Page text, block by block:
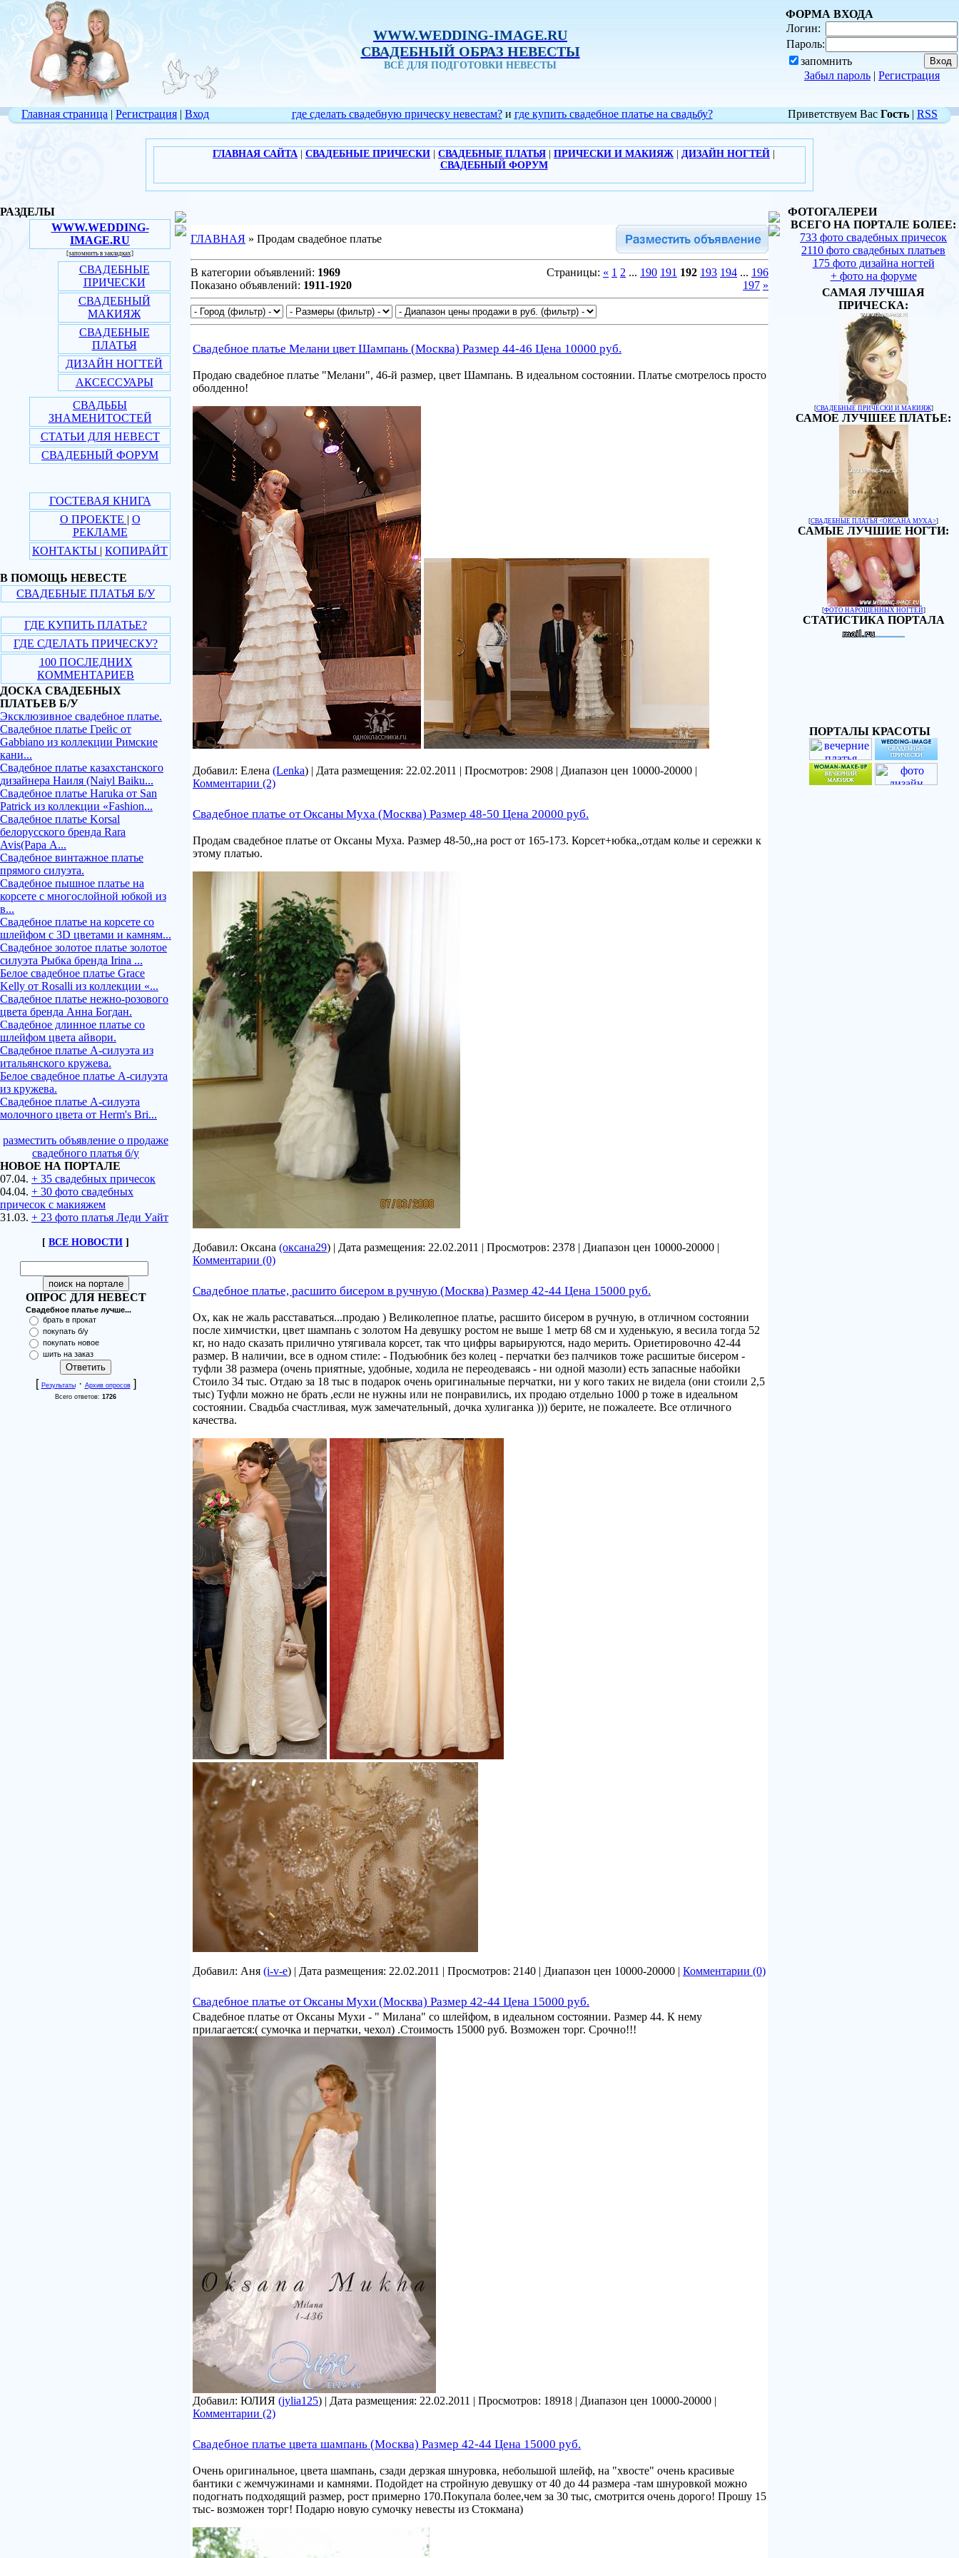
WWW.WEDDING-IMAGE.RU
СВАДЕБНЫЙ ОБРАЗ НЕВЕСТЫ
ВСЁ ДЛЯ ПОДГОТОВКИ НЕВЕСТЫ
ФОРМА ВХОДА
Логин:
Пароль:
запомнить
Забыл пароль | Регистрация
Главная страница | Регистрация | Вход где сделать свадебную прическу невестам?и где купить свадебное платье на свадьбу? Приветствуем Вас Гость | RSS
ГЛАВНАЯ САЙТА СВАДЕБНЫЕ ПРИЧЕСКИ СВАДЕБНЫЕ ПЛАТЬЯ ПРИЧЕСКИ И МАКИЯЖ ДИЗАЙН НОГТЕЙ
СВАДЕБНЫЙ ФОРУМ
РАЗДЕЛЫ
WWW.WEDDING-
IMAGE.RU
[запомнить в закладках]
СВАДЕБНЫЕ
ПРИЧЕСКИ
СВАДЕБНЫЙ
МАКИЯЖ
СВАДЕБНЫЕ
ПЛАТЬЯ
ДИЗАЙН НОГТЕЙ
АКСЕССУАРЫ
СВАДЬБЫ
ЗНАМЕНИТОСТЕЙ
СТАТЬИ ДЛЯ НЕВЕСТ
СВАДЕБНЫЙ ФОРУМ
ГОСТЕВАЯ КНИГА
О ПРОЕКТЕ | О
РЕКЛАМЕ
КОНТАКТЫ | КОПИРАЙТ
В ПОМОЩЬ НЕВЕСТЕ
СВАДЕБНЫЕ ПЛАТЬЯ Б/У
ГДЕ КУПИТЬ ПЛАТЬЕ?
ГДЕ СДЕЛАТЬ ПРИЧЕСКУ?
100 ПОСЛЕДНИХ
КОММЕНТАРИЕВ
ДОСКА СВАДЕБНЫХ
ПЛАТЬЕВ Б/У
Эксклюзивное свадебное платье.
Свадебное платье Грейс от
Gabbiano из коллекции Римские
кани...
Свадебное платье казахстанского
дизайнера Наиля (Naiyl Baiku...
Свадебное платье Haruka от San
Patrick из коллекции «Fashion...
Свадебное платье Korsal
белорусского бренда Rara
Avis(Рара А...
Свадебное винтажное платье
прямого силуэта.
Свадебное пышное платье на
корсете с многослойной юбкой из
в...
Свадебное платье на корсете со
шлейфом с 3D цветами и камням...
Свадебное золотое платье золотое
силуэта Рыбка бренда Irina ...
Белое свадебное платье Grace
Kelly от Rosalli из коллекции «...
Свадебное платье нежно-розового
цвета бренда Анна Богдан.
Свадебное длинное платье со
шлейфом цвета айвори.
Свадебное платье А-силуэта из
итальянского кружева.
Белое свадебное платье А-силуэта
из кружева.
Свадебное платье А-силуэта
молочного цвета от Herm's Bri...
разместить объявление о продаже
свадебного платья б/у
НОВОЕ НА ПОРТАЛЕ
07.04. + 35 свадебных причесок
04.04. + 30 фото свадебных
причесок с макияжем
31.03. + 23 фото платья Леди Уайт
[ ВСЕ НОВОСТИ ]
ОПРОС ДЛЯ НЕВЕСТ
Свадебное платье лучше...
брать в прокат
покупать б/у
покупать новое
шить на заказ
[ Результаты· Архив опросов]
Всего ответов: 1726
ГЛАВНАЯ » Продам свадебное платье
В категории объявлений: 1969
Показано объявлений: 1911-1920
Страницы: « 1 2 ... 190 191 192 193 194 ... 196
197 »
Свадебное платье Мелани цвет Шампань (Москва) Размер 44-46 Цена 10000 руб.
Продаю свадебное платье "Мелани", 46-й размер, цвет Шампань. В идеальном состоянии. Платье смотрелось просто
оболденно!
Добавил: Елена (Lenka) | Дата размещения: 22.02.2011 | Просмотров: 2908 | Диапазон цен 10000-20000 |
Комментарии (2)
Свадебное платье от Оксаны Муха (Москва) Размер 48-50 Цена 20000 руб.
Продам свадебное платье от Оксаны Муха. Размер 48-50,,на рост от 165-173. Корсет+юбка,,отдам колье и сережки к
этому платью.
Добавил: Оксана (оксана29) | Дата размещения: 22.02.2011 | Просмотров: 2378 | Диапазон цен 10000-20000 |
Комментарии (0)
Свадебное платье, расшито бисером в ручную (Москва) Размер 42-44 Цена 15000 руб.
Ох, как не жаль расставаться...продаю ) Великолепное платье, расшито бисером в ручную, в отличном состоянии
после химчистки, цвет шампань с золотом На девушку ростом не выше 1 метр 68 см и худенькую, я весила тогда 52
кг, но надо сказать прилично утягивала корсет, так что цифры варьируются, надо мерить. Ориетировочно 42-44
размер. В наличии, все в одном стиле: - Подъюбник без колец - перчатки без палчиков тоже расшитые бисером -
туфли 38 размера (очень приятные, удобные, ходила не переодеваясь - ни одной мазоли) есть запасные набойки
Стоило 34 тыс. Отдаю за 18 тыс в подарок очень оригинальные перчатки, ни у кого таких не видела (они стоили 2,5
тыс) Туфли можно не брать ,если не нужны или не понравились, их продаю отдельно 1000 р тоже в идеальном
состоянии. Свадьба счастливая, муж замечательный, дочка хулиганка ))) берите, не пожалеете. Все отличного
качества.
Добавил: Аня (i-v-e) | Дата размещения: 22.02.2011 | Просмотров: 2140 | Диапазон цен 10000-20000 | Комментарии (0)
Свадебное платье от Оксаны Мухи (Москва) Размер 42-44 Цена 15000 руб.
Свадебное платье от Оксаны Мухи - " Милана" со шлейфом, в идеальном состоянии. Размер 44. К нему
прилагается:( сумочка и перчатки, чехол) .Стоимость 15000 руб. Возможен торг. Срочно!!!
Добавил: ЮЛИЯ (jylia125) | Дата размещения: 22.02.2011 | Просмотров: 18918 | Диапазон цен 10000-20000 |
Комментарии (2)
Свадебное платье цвета шампань (Москва) Размер 42-44 Цена 15000 руб.
Очень оригинальное, цвета шампань, сзади дерзкая шнуровка, небольшой шлейф, на "хвосте" очень красивые
бантики с жемчужинами и камнями. Подойдет на стройную девушку от 40 до 44 размера -там шнуровкой можно
подогнать подходящий размер, рост примерно 170.Покупала более,чем за 30 тыс, смотрится очень дорого! Прошу 15
тыс- возможен торг! Подарю новую сумочку невесты из Стокмана)
ФОТОГАЛЕРЕИ
ВСЕГО НА ПОРТАЛЕ БОЛЕЕ:
733 фото свадебных причесок
2110 фото свадебных платьев
175 фото дизайна ногтей
+ фото на форуме
САМАЯ ЛУЧШАЯ
ПРИЧЕСКА:
[СВАДЕБНЫЕ ПРИЧЕСКИ И МАКИЯЖ]
САМОЕ ЛУЧШЕЕ ПЛАТЬЕ:
[СВАДЕБНЫЕ ПЛАТЬЯ <ОКСАНА МУХА>]
САМЫЕ ЛУЧШИЕ НОГТИ:
[ФОТО НАРОЩЕННЫХ НОГТЕЙ]
СТАТИСТИКА ПОРТАЛА
ПОРТАЛЫ КРАСОТЫ